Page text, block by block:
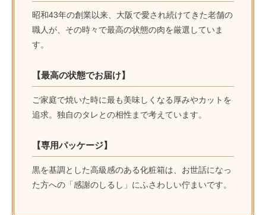
昭和43年の創業以来、大阪で愛され続けてきた老舗の
職人が、その時々で最高の状態の肉を厳選していま
す。
【最高の状態でお届け】
ご家庭で焼いた時に最も美味しくなる厚みやカットを
追求。独自のタレとの相性まで考えています。
【専用パッケージ】
黒を基調とした高級感のある化粧箱は、お世話になっ
た方への「感謝のしるし」にふさわしい佇まいです。